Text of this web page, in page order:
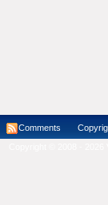
Comments Copyright